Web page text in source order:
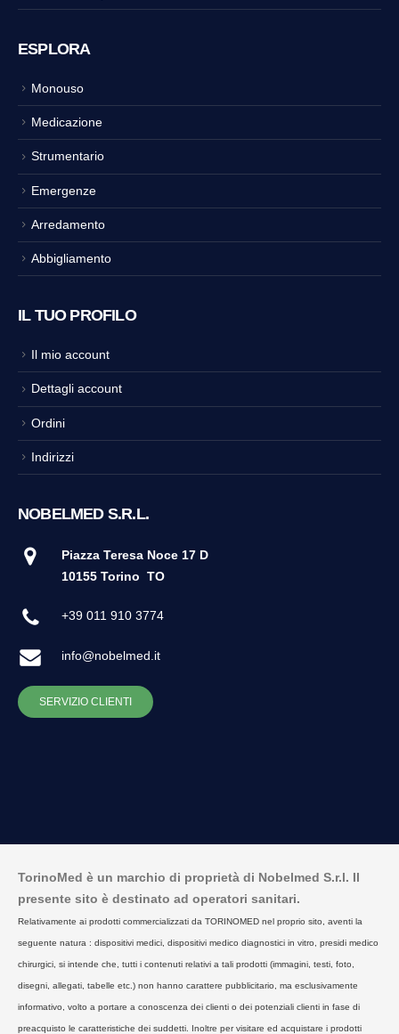
ESPLORA
Monouso
Medicazione
Strumentario
Emergenze
Arredamento
Abbigliamento
IL TUO PROFILO
Il mio account
Dettagli account
Ordini
Indirizzi
NOBELMED S.R.L.
Piazza Teresa Noce 17 D
10155 Torino TO
+39 011 910 3774
info@nobelmed.it
SERVIZIO CLIENTI
TorinoMed è un marchio di proprietà di Nobelmed S.r.l. Il
presente sito è destinato ad operatori sanitari.
Relativamente ai prodotti commercializzati da TORINOMED nel proprio sito, aventi la
seguente natura : dispositivi medici, dispositivi medico diagnostici in vitro, presidi medico
chirurgici, si intende che, tutti i contenuti relativi a tali prodotti (immagini, testi, foto,
disegni, allegati, tabelle etc.) non hanno carattere pubblicitario, ma esclusivamente
informativo, volto a portare a conoscenza dei clienti o dei potenziali clienti in fase di
preacquisto le caratteristiche dei suddetti. Inoltre per visitare ed acquistare i prodotti